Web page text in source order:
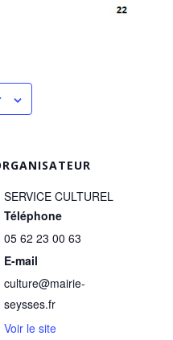
SERVICE CULTUREL
Téléphone
05 62 23 00 63
E-mail
culture@mairie-
seysses.fr
Voir le site